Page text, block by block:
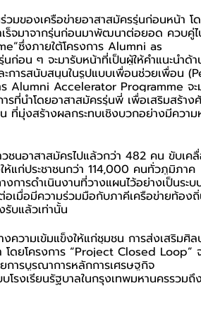
มของเครือข่ายอาสาสมัครรุ่นก่อนหน้า โ
ร็จมาจากรุ่นก่อนมาพัฒนาต่อยอด ควบคู่
ซึ่งภายใต้โครงการ Alumni as
อน ๆ จะมารับหน้าที่เป็นผู้ให้คำแนะนำด้
การสนับสนุนในรูปแบบเพื่อนช่วยเพื่อน
Alumni Accelerator Programme จะ
ที่นำโดยอาสาสมัครรุ่นพี่ เพื่อเสริมสร้าง
ที่มุ่งสร้างผลกระทบเชิงบวกอย่างมีความ
ชนอาสาสมัครไปแล้วกว่า 482 คน ขับเค
ห้แก่ประชาชนกว่า 114,000 คนทั่วภูมิภาค
การดำเนินงานที่วางแผนไว้อย่างเป็นระบ
อเมื่อมีความร่วมมือกับภาคีเครือข่ายท้อง
รับแล้วเท่านั้น
งความเข้มแข็งให้แก่ชุมชน การส่งเสริมศิ
ยโครงการ “Project Closed Loop”
ารบูรณาการหลักการเศรษฐกิจ
โรงเรียนรัฐบาลในกรุงเทพมหานครรวมถึ